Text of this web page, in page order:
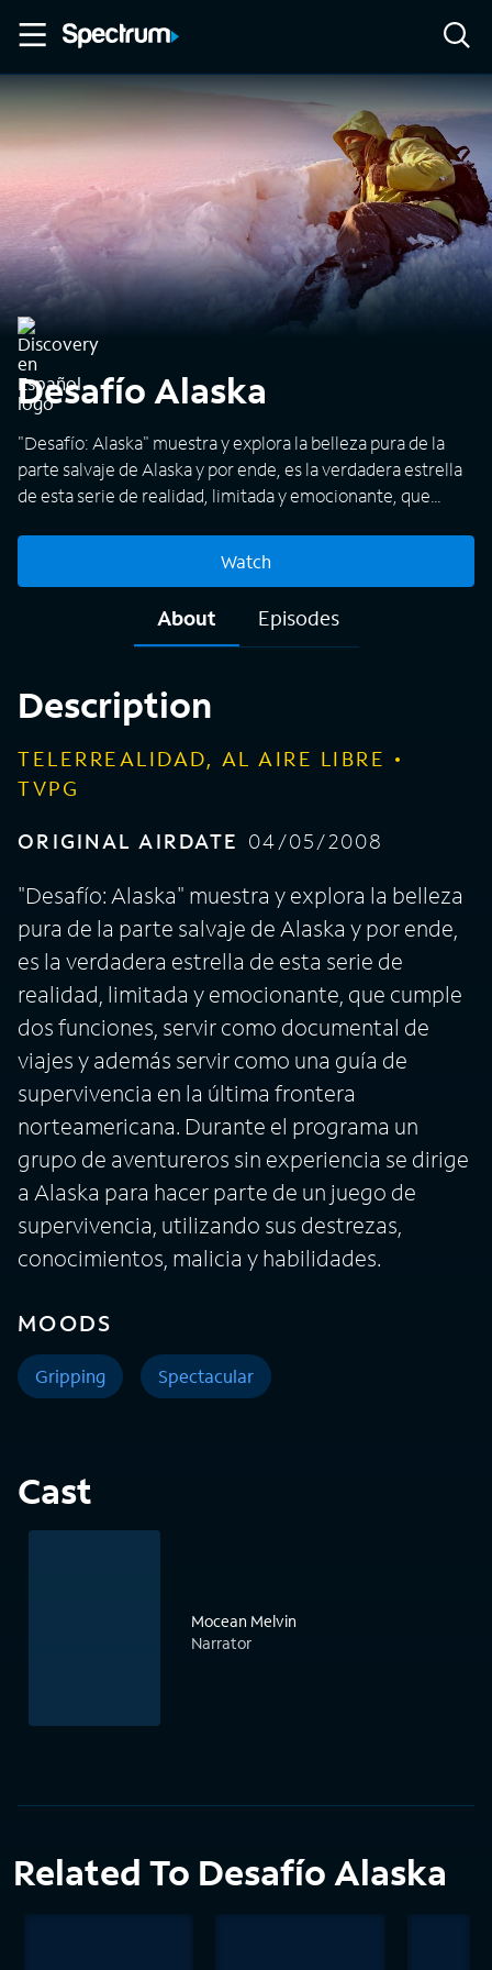
Desafío Alaska
"Desafío: Alaska" muestra y explora la belleza pura de la
parte salvaje de Alaska y por ende, es la verdadera estrella
de esta serie de realidad, limitada y emocionante, que
frontera norteamericana. Durante el programa un grupo de
parte de un juego de supervivencia, utilizando sus
destrezas, conocimientos, malicia y habilidades.
Watch
About Episodes
Description
TELERREALIDAD, AL AIRE LIBRE
TVPG
ORIGINAL AIRDATE 04/05/2008
"Desafío: Alaska" muestra y explora la belleza
pura de la parte salvaje de Alaska y por ende,
es la verdadera estrella de esta serie de
realidad, limitada y emocionante, que cumple
dos funciones, servir como documental de
viajes y además servir como una guía de
supervivencia en la última frontera
norteamericana. Durante el programa un
grupo de aventureros sin experiencia se dirige
a Alaska para hacer parte de un juego de
supervivencia, utilizando sus destrezas,
conocimientos, malicia y habilidades.
MOODS
Gripping Spectacular
Cast
Mocean Melvin
Narrator
Related To Desafío Alaska